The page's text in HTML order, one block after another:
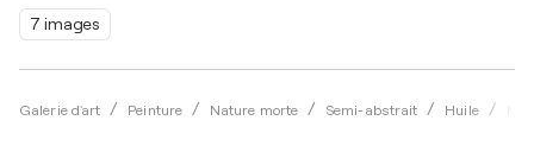
7 images
Galerie d'art Peinture Nature morte Semi-abstrait Huile